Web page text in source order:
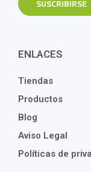
ENLACES
Tiendas
Productos
Blog
Aviso Legal
Políticas de